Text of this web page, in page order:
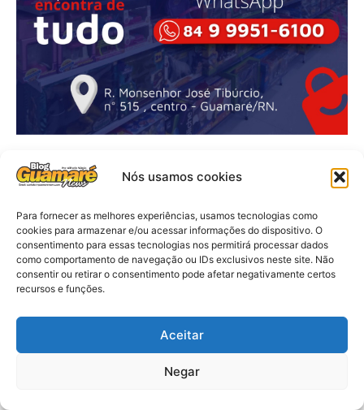
Nós usamos cookies
Para fornecer as melhores experiências, usamos tecnologias como
cookies para armazenar e/ou acessar informações do dispositivo. O
consentimento para essas tecnologias nos permitirá processar dados
como comportamento de navegação ou IDs exclusivos neste site. Não
consentir ou retirar o consentimento pode afetar negativamente certos
recursos e funções.
Aceitar
Negar